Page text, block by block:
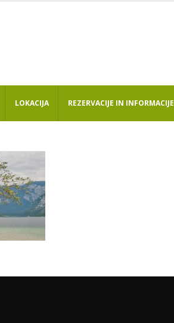
LOKACIJA REZERVACIJE IN INFORMACIJE